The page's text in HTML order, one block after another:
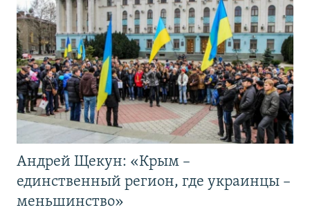
Андрей Щекун: «Крым –
единственный регион, где украинцы –
меньшинство»